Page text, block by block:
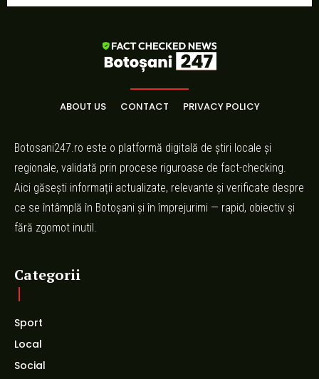
ABOUT US CONTACT PRIVACY POLICY
Botosani247.ro este o platformă digitală de știri locale și
regionale, validată prin procese riguroase de fact-checking.
Aici găsești informații actualizate, relevante și verificate despre
ce se întâmplă în Botoșani și în împrejurimi — rapid, obiectiv și
fără zgomot inutil.
Categorii
Sport
Local
Social